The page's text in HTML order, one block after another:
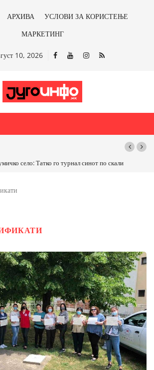
АРХИВА
УСЛОВИ ЗА КОРИСТЕЊЕ
МАРКЕТИНГ
10, 2026
Татко го турнал синот по скалиТРАМП НАРЕДИ